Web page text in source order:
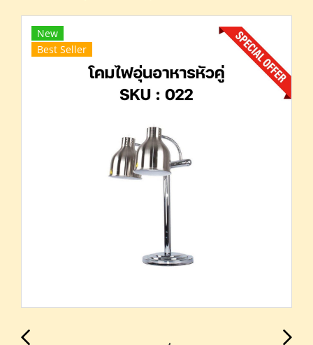
New
Best Seller